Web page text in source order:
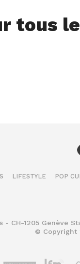
tous
LIFESTYLE POP
- CH-1205 Genève
© Copyright